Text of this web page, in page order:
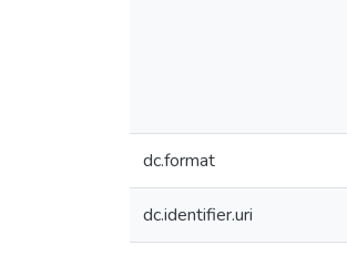
dc.format
dc.identifier.uri